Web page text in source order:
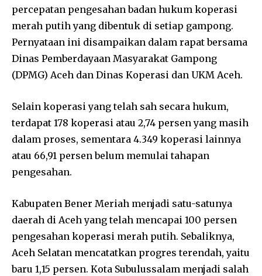
percepatan pengesahan badan hukum koperasi
merah putih yang dibentuk di setiap gampong.
Pernyataan ini disampaikan dalam rapat bersama
Dinas Pemberdayaan Masyarakat Gampong
(DPMG) Aceh dan Dinas Koperasi dan UKM Aceh.
Selain koperasi yang telah sah secara hukum,
terdapat 178 koperasi atau 2,74 persen yang masih
dalam proses, sementara 4.349 koperasi lainnya
atau 66,91 persen belum memulai tahapan
pengesahan.
Kabupaten Bener Meriah menjadi satu-satunya
daerah di Aceh yang telah mencapai 100 persen
pengesahan koperasi merah putih. Sebaliknya,
Aceh Selatan mencatatkan progres terendah, yaitu
baru 1,15 persen. Kota Subulussalam menjadi salah